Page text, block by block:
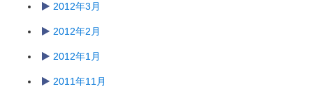
2012年3月
2012年2月
2012年1月
2011年11月